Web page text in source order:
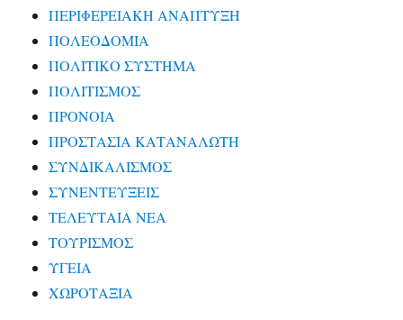
ΠΕΡΙΦΕΡΕΙΑΚΗ ΑΝΑΠΤΥΞΗ
ΠΟΛΕΟΔΟΜΙΑ
ΠΟΛΙΤΙΚΟ ΣΥΣΤΗΜΑ
ΠΟΛΙΤΙΣΜΟΣ
ΠΡΟΝΟΙΑ
ΠΡΟΣΤΑΣΙΑ ΚΑΤΑΝΑΛΩΤΗ
ΣΥΝΔΙΚΑΛΙΣΜΟΣ
ΣΥΝΕΝΤΕΥΞΕΙΣ
ΤΕΛΕΥΤΑΙΑ ΝΕΑ
ΤΟΥΡΙΣΜΟΣ
ΥΓΕΙΑ
ΧΩΡΟΤΑΞΙΑ